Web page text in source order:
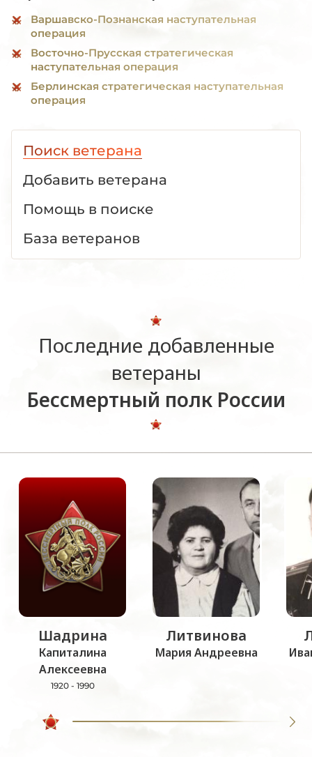
Варшавско-Познанская наступательная
операция
Восточно-Прусская стратегическая
наступательная операция
Берлинская стратегическая наступательная
операция
Поиск ветерана
Добавить ветерана
Помощь в поиске
База ветеранов
Последние добавленные
ветераны
Бессмертный полк России
Шадрина
Капиталина
Алексеевна
1920 - 1990
Литвинова
Мария Андреевна